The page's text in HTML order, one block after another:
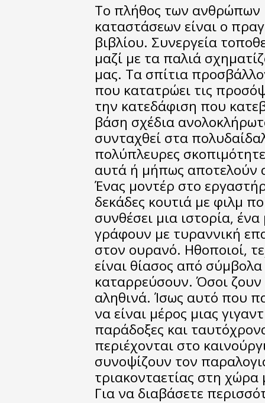
Το πλήθος των ανθρώπων
καταστάσεων είναι ο
βιβλίου. Συνεργεία
μαζί με τα παλιά
μας. Τα σπίτια
που κατατρώει τις
την κατεδάφιση που
βάση σχέδια
συνταχθεί στα
πολύπλευρες
αυτά ή μήπως αποτελούν
Ένας μοντέρ στο
δεκάδες κουτιά με φιλμ
συνθέσει μια ιστορία,
γράφουν με τυραννική
στον ουρανό. Ηθοποιοί,
είναι θίασος από
καταρρεύσουν. Όσοι
αληθινά. Ίσως αυτό που
να είναι μέρος μιας
παράδοξες και
περιέχονται στο
συνοψίζουν τον
τριακονταετίας στη χώρα
Για να διαβάσετε